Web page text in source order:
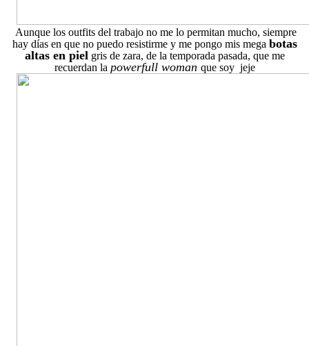
Aunque los outfits del trabajo no me lo permitan mucho, siempre
hay días en que no puedo resistirme y me pongo mis mega botas
altas en piel gris de zara, de la temporada pasada, que me
recuerdan la powerfull woman que soy jeje